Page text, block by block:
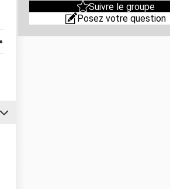
Suivre le groupe
Posez votre question